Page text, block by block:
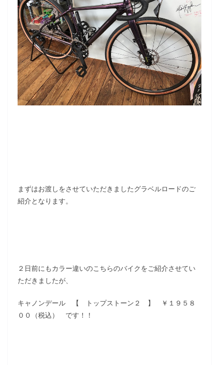
まずはお渡しをさせていただきましたグラベルロードのご
紹介となります。
２日前にもカラー違いのこちらのバイクをご紹介させてい
ただきましたが、
キャノンデール 【 トップストーン２ 】 ￥１９５８
００（税込） です！！